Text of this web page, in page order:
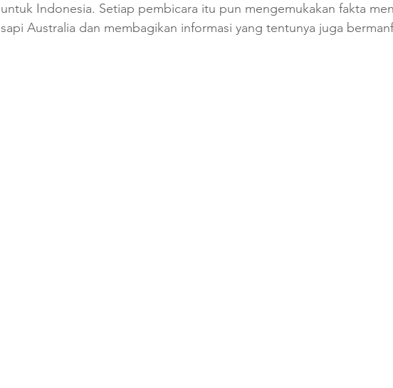
untuk Indonesia. Setiap pembicara itu pun mengemukakan fakta
sapi Australia dan membagikan informasi yang tentunya juga